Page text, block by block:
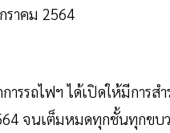
ราคม 2564
รรถไฟฯ ได้เปิดให้มีการสำ
จนเต็มหมดทุกชั้นทุกขบ